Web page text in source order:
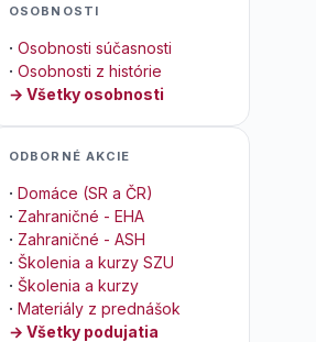
OSOBNOSTI
· Osobnosti súčasnosti
· Osobnosti z histórie
→ Všetky osobnosti
ODBORNÉ AKCIE
· Domáce (SR a ČR)
· Zahraničné - EHA
· Zahraničné - ASH
· Školenia a kurzy SZU
· Školenia a kurzy
· Materiály z prednášok
→ Všetky podujatia